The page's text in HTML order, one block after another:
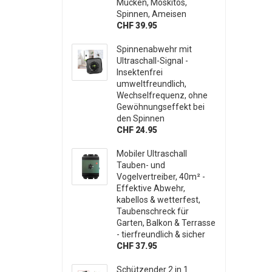
Mücken, Moskitos,
Spinnen, Ameisen
CHF 39.95
Spinnenabwehr mit
Ultraschall-Signal -
Insektenfrei
umweltfreundlich,
Wechselfrequenz, ohne
Gewöhnungseffekt bei
den Spinnen
CHF 24.95
Mobiler Ultraschall
Tauben- und
Vogelvertreiber, 40m² -
Effektive Abwehr,
kabellos & wetterfest,
Taubenschreck für
Garten, Balkon & Terrasse
- tierfreundlich & sicher
CHF 37.95
Schützender 2 in 1